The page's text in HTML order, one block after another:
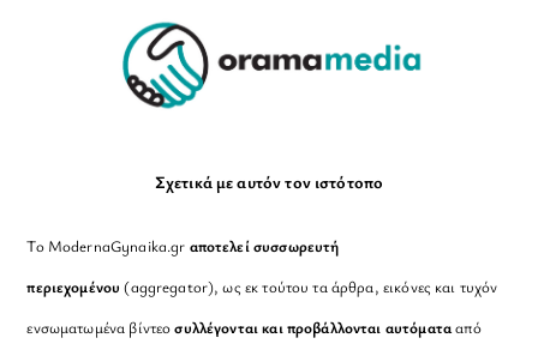
Σχετικά με αυτόν τον ιστότοπο
Το ModernaGynaika.gr αποτελεί συσσωρευτή
περιεχομένου (aggregator), ως εκ τούτου τα άρθρα, εικόνες και τυχόν
ενσωματωμένα βίντεοσυλλέγονται και προβάλλονται αυτόματααπό